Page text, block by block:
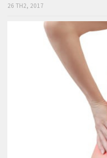
26 TH2, 2017